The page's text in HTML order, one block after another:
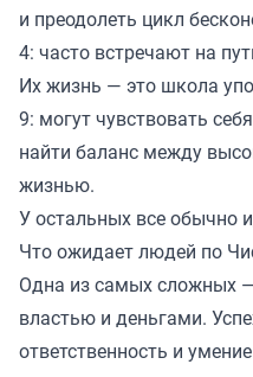
и преодолеть цикл
4: часто встречают на
Их жизнь — это школа
9: могут чувствовать
найти баланс между
жизнью.
У остальных все обычно
Что ожидает людей по
Одна из самых сложных
властью и деньгами.
ответственность и